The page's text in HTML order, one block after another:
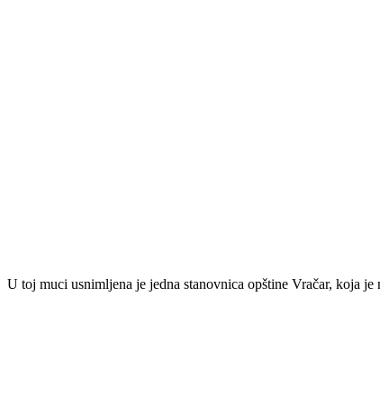
U toj muci usnimljena je jedna stanovnica opštine Vračar, koja je